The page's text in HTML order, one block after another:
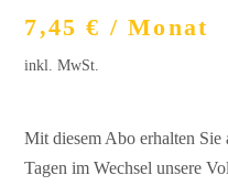
7,45€ / Monat
inkl. MwSt.
Mit diesem Abo erhalten
Tagen im Wechsel unsere